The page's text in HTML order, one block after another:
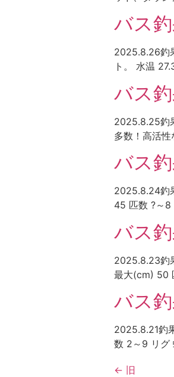
バス
2025.8.26釣
ト。 水温
バス
2025.8.25釣
多数！高活
バス
2025.8.24釣
45 匹数 ?～8
バス
2025.8.23釣
最大(cm) 50
バス
2025.8.21釣
数 2～9 リグ
← 旧